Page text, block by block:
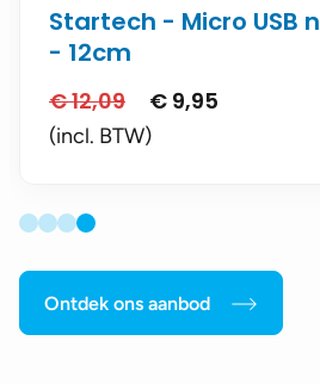
Startech - Micro USB
- 12cm
€12,09
Oorspronkelijke
prijs
€ 9,95
(incl. BTW)
Ontdek ons aanbod